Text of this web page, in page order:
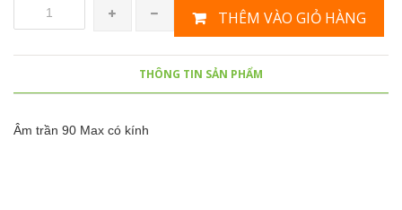
THÊM VÀO GIỎ HÀNG
THÔNG TIN SẢN PHẨM
Âm trần 90 Max có kính